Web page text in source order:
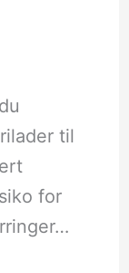
til
for